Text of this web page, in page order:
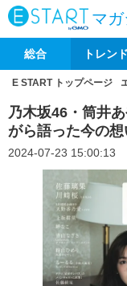
マ
総合 トレンド
E START トップページ
乃木坂46・筒井
がら語った今の
2024-07-23 15:00:13